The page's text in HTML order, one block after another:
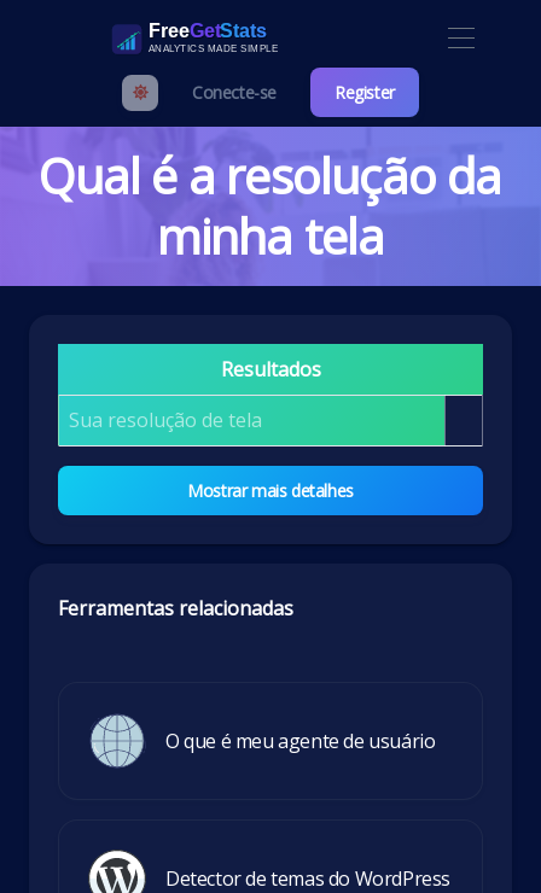
Conecte-se Register
Qual é a resolução da
minha tela
Resultados
Sua resolução de tela
Mostrar mais detalhes
Ferramentas relacionadas
O que é meu agente de usuário
Detector de temas do WordPress